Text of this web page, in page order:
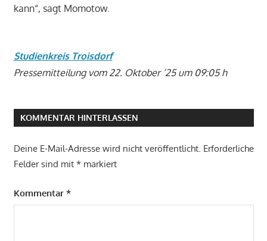
kann“, sagt Momotow.
Studienkreis Troisdorf
Pressemitteilung vom 22. Oktober ’25 um 09:05 h
KOMMENTAR HINTERLASSEN
Deine E-Mail-Adresse wird nicht veröffentlicht. Erforderliche
Felder sind mit *markiert
Kommentar *